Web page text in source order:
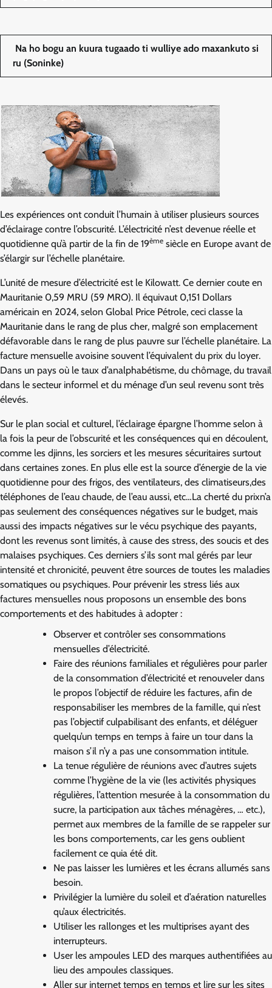
Na ho bogu an kuura tugaado ti wulliye ado maxankuto si
ru (Soninke)
Les expériences ont conduit l’humain à utiliser plusieurs sources
d’éclairage contre l’obscurité. L’électricité n’est devenue réelle et
quotidienne qu’à partir de la fin de 19ème siècle en Europe avant de
s’élargir sur l’échelle planétaire.
L’unité de mesure d’électricité est le Kilowatt. Ce dernier coute en
Mauritanie 0,59 MRU (59 MRO). Il équivaut 0,151 Dollars
américain en 2024, selon Global Price Pétrole, ceci classe la
Mauritanie dans le rang de plus cher, malgré son emplacement
défavorable dans le rang de plus pauvre sur l’échelle planétaire. La
facture mensuelle avoisine souvent l’équivalent du prix du loyer.
Dans un pays où le taux d’analphabétisme, du chômage, du travail
dans le secteur informel et du ménage d’un seul revenu sont très
élevés.
Sur le plan social et culturel, l’éclairage épargne l’homme selon à
la fois la peur de l’obscurité et les conséquences qui en découlent,
comme les djinns, les sorciers et les mesures sécuritaires surtout
dans certaines zones. En plus elle est la source d’énergie de la vie
quotidienne pour des frigos, des ventilateurs, des climatiseurs,des
téléphones de l’eau chaude, de l’eau aussi, etc…La cherté du prixn’a
pas seulement des conséquences négatives sur le budget, mais
aussi des impacts négatives sur le vécu psychique des payants,
dont les revenus sont limités, à cause des stress, des soucis et des
malaises psychiques. Ces derniers s’ils sont mal gérés par leur
intensité et chronicité, peuvent être sources de toutes les maladies
somatiques ou psychiques. Pour prévenir les stress liés aux
factures mensuelles nous proposons un ensemble des bons
comportements et des habitudes à adopter :
Observer et contrôler ses consommations
mensuelles d’électricité.
Faire des réunions familiales et régulières pour parler
de la consommation d’électricité et renouveler dans
le propos l’objectif de réduire les factures, afin de
responsabiliser les membres de la famille, qui n’est
pas l’objectif culpabilisant des enfants, et déléguer
quelqu’un temps en temps à faire un tour dans la
maison s’il n’y a pas une consommation intitule.
La tenue régulière de réunions avec d’autres sujets
comme l’hygiène de la vie (les activités physiques
régulières, l’attention mesurée à la consommation du
sucre, la participation aux tâches ménagères, … etc.),
permet aux membres de la famille de se rappeler sur
les bons comportements, car les gens oublient
facilement ce quia été dit.
Ne pas laisser les lumières et les écrans allumés sans
besoin.
Privilégier la lumière du soleil et d’aération naturelles
qu’aux électricités.
Utiliser les rallonges et les multiprises ayant des
interrupteurs.
User les ampoules LED des marques authentifiées au
lieu des ampoules classiques.
Aller sur internet temps en temps et lire sur les sites